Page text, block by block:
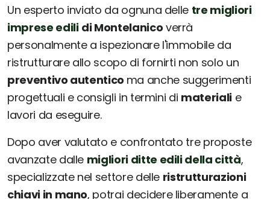
Un esperto inviato da ognuna delle tre migliori
imprese edili di Montelanico verrà
personalmente a ispezionare l'immobile da
ristrutturare allo scopo di fornirti non solo un
preventivo autentico ma anche suggerimenti
progettuali e consigli in termini di materialie
lavori da eseguire.
Dopo aver valutato e confrontato tre proposte
avanzate dalle migliori ditte edili della città,
specializzate nel settore delle ristrutturazioni
chiavi in mano, potrai decidere liberamente a